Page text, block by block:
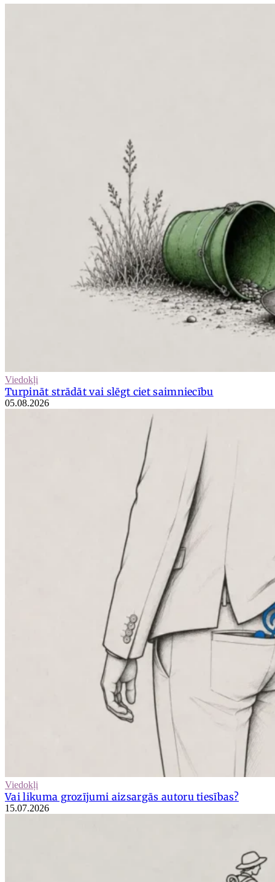
Viedokļi
Turpināt strādāt vai slēgt ciet saimniecību
05.08.2026
Viedokļi
Vai likuma grozījumi aizsargās autoru tiesības?
15.07.2026